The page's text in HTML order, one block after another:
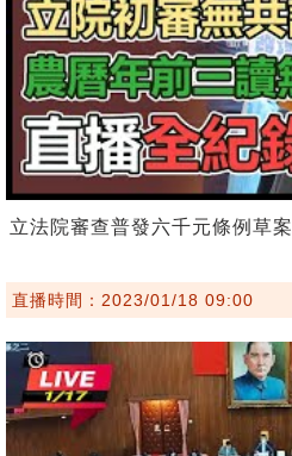
立法院審查普發六千元條例草案
直播時間：2023/01/18 09:00